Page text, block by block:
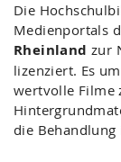
Die
Medienportals
Rheinland zur
lizenziert. Es
wertvolle Filme
die